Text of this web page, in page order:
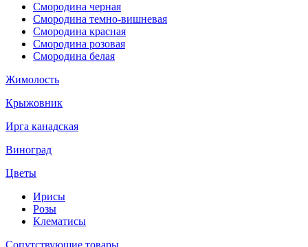
Смородина черная
Смородина темно-вишневая
Смородина красная
Смородина розовая
Смородина белая
Жимолость
Крыжовник
Ирга канадская
Виноград
Цветы
Ирисы
Розы
Клематисы